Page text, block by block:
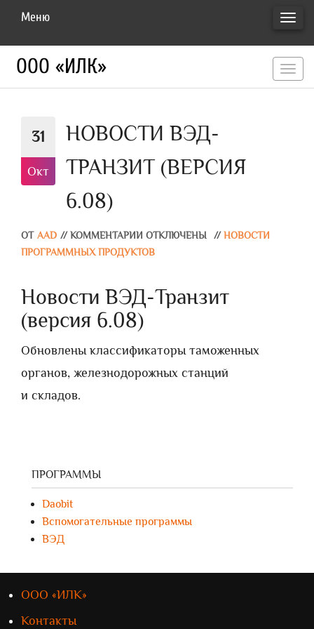
Меню
ООО «ИЛК»
31
Окт
НОВОСТИ ВЭД-
ТРАНЗИТ (ВЕРСИЯ
6.08)
ОТ AAD // КОММЕНТАРИИ ОТКЛЮЧЕНЫ // НОВОСТИ
ПРОГРАММНЫХ ПРОДУКТОВ
Новости ВЭД-Транзит
(версия 6.08)
Обновлены классификаторы таможенных
органов, железнодорожных станций
и складов.
ПРОГРАММЫ
Daobit
Вспомогательные программы
ВЭД
ООО «ИЛК»
Контакты